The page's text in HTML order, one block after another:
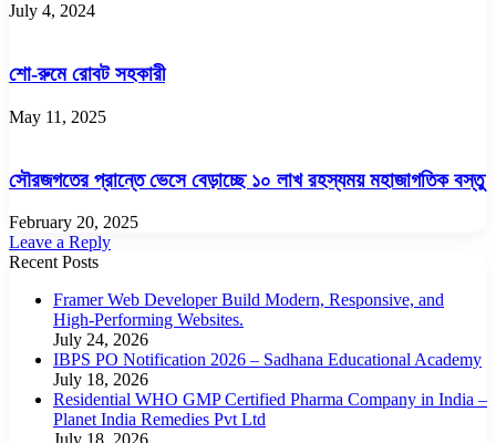
July 4, 2024
শো-রুমে রোবট সহকারী
May 11, 2025
সৌরজগতের প্রান্তে ভেসে বেড়াচ্ছে ১০ লাখ রহস্যময় মহাজাগতিক বস্তু
February 20, 2025
Leave a Reply
Recent Posts
Framer Web Developer Build Modern, Responsive, and
High-Performing Websites.
July 24, 2026
IBPS PO Notification 2026 – Sadhana Educational Academy
July 18, 2026
Residential WHO GMP Certified Pharma Company in India –
Planet India Remedies Pvt Ltd